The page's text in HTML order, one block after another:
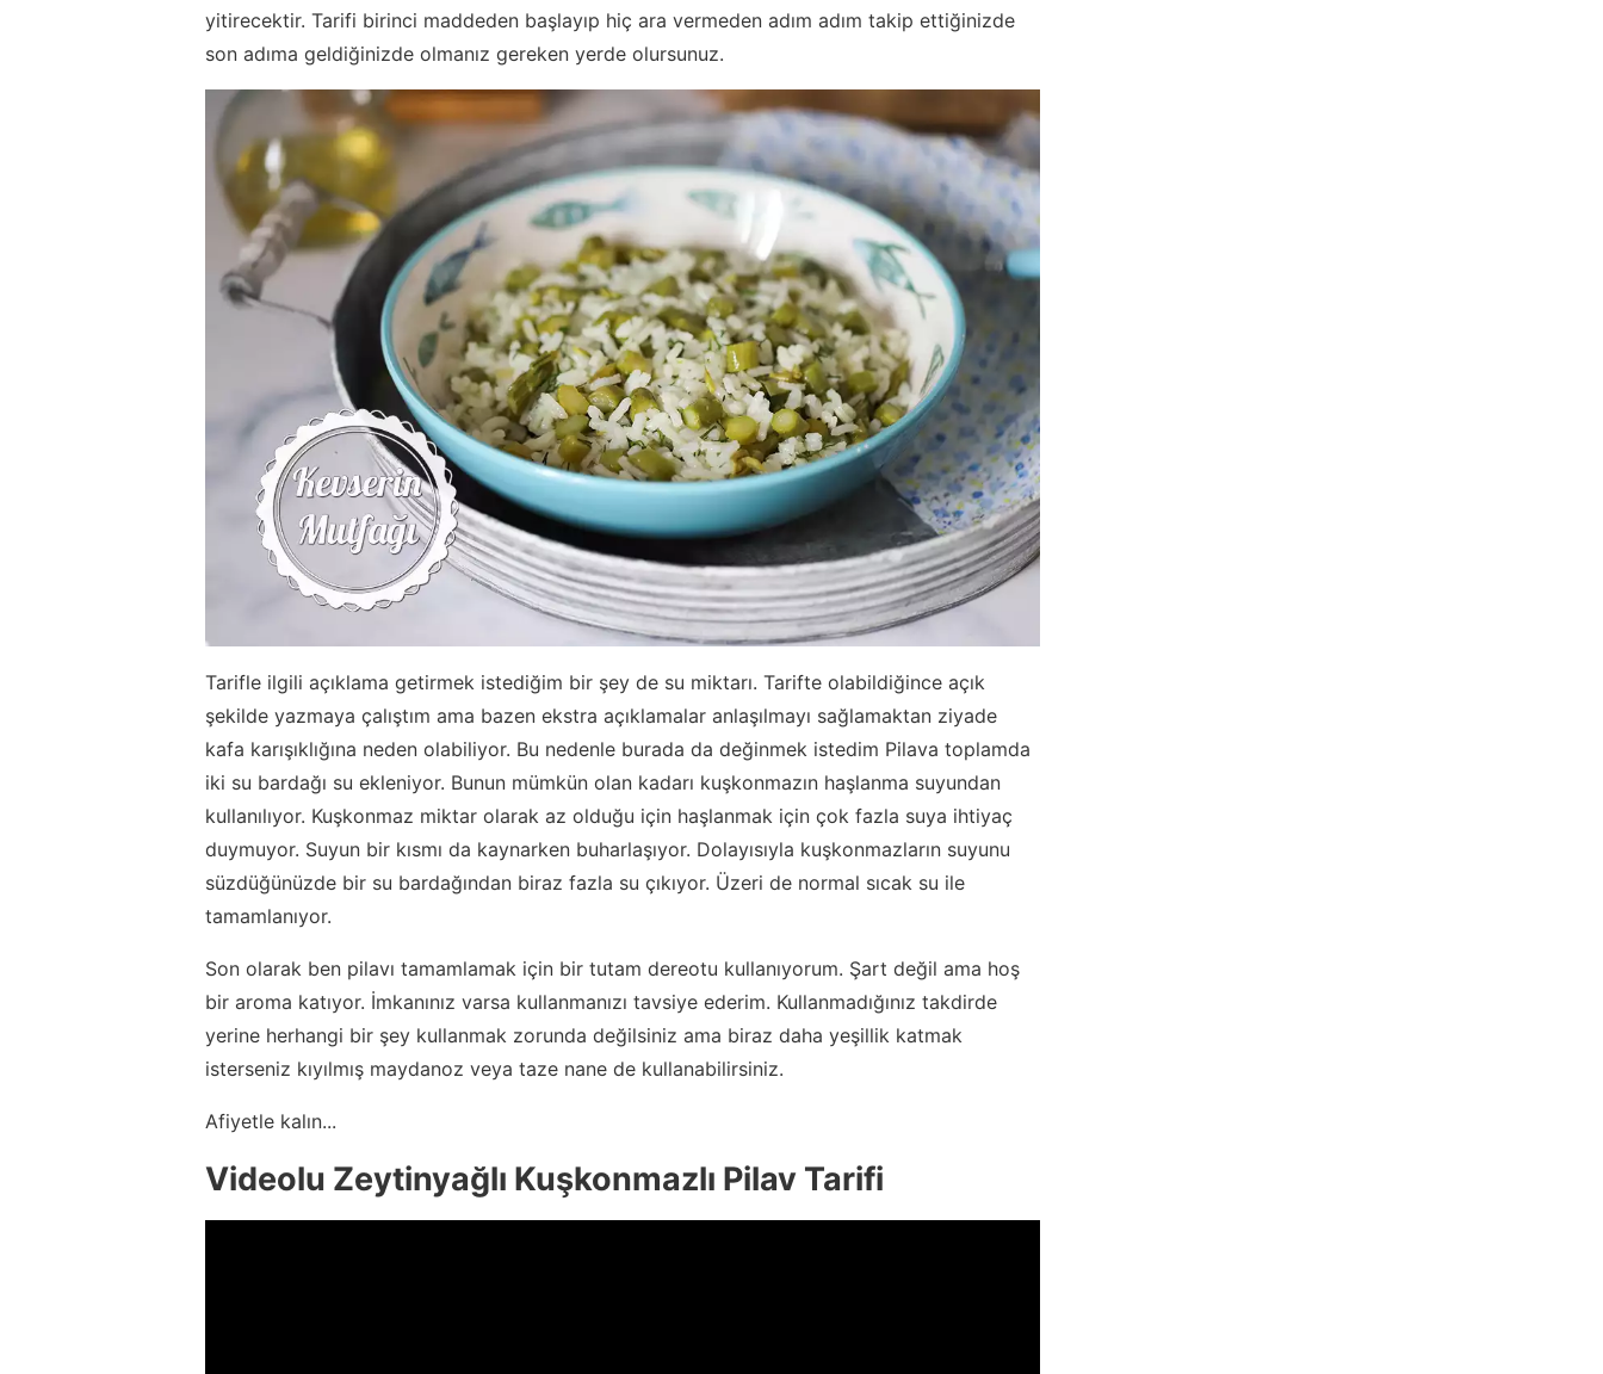
yitirecektir. Tarifi birinci maddeden başlayıp hiç ara vermeden adım adım takip ettiğinizde
son adıma geldiğinizde olmanız gereken yerde olursunuz.
Tarifle ilgili açıklama getirmek istediğim bir şey de su miktarı. Tarifte olabildiğince açık
şekilde yazmaya çalıştım ama bazen ekstra açıklamalar anlaşılmayı sağlamaktan ziyade
kafa karışıklığına neden olabiliyor. Bu nedenle burada da değinmek istedim Pilava toplamda
iki su bardağı su ekleniyor. Bunun mümkün olan kadarı kuşkonmazın haşlanma suyundan
kullanılıyor. Kuşkonmaz miktar olarak az olduğu için haşlanmak için çok fazla suya ihtiyaç
duymuyor. Suyun bir kısmı da kaynarken buharlaşıyor. Dolayısıyla kuşkonmazların suyunu
süzdüğünüzde bir su bardağından biraz fazla su çıkıyor. Üzeri de normal sıcak su ile
tamamlanıyor.
Son olarak ben pilavı tamamlamak için bir tutam dereotu kullanıyorum. Şart değil ama hoş
bir aroma katıyor. İmkanınız varsa kullanmanızı tavsiye ederim. Kullanmadığınız takdirde
yerine herhangi bir şey kullanmak zorunda değilsiniz ama biraz daha yeşillik katmak
isterseniz kıyılmış maydanoz veya taze nane de kullanabilirsiniz.
Afiyetle kalın...
Videolu Zeytinyağlı Kuşkonmazlı Pilav Tarifi